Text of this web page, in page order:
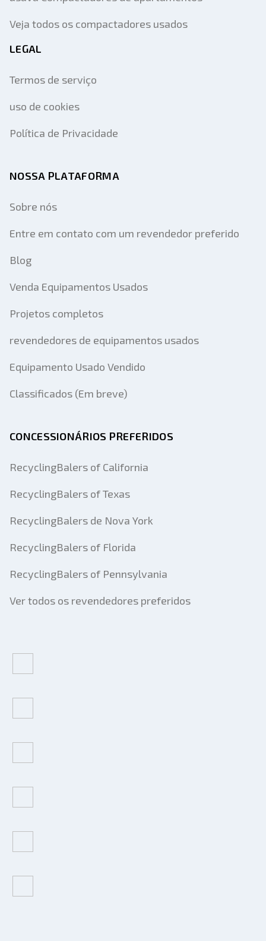
Veja todos os compactadores usados
LEGAL
Termos de serviço
uso de cookies
Política de Privacidade
NOSSA PLATAFORMA
Sobre nós
Entre em contato com um revendedor preferido
Blog
Venda Equipamentos Usados
Projetos completos
revendedores de equipamentos usados
Equipamento Usado Vendido
Classificados (Em breve)
CONCESSIONÁRIOS PREFERIDOS
RecyclingBalers of California
RecyclingBalers of Texas
RecyclingBalers de Nova York
RecyclingBalers of Florida
RecyclingBalers of Pennsylvania
Ver todos os revendedores preferidos